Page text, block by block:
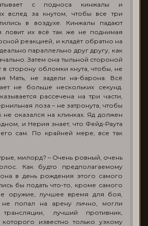
с подноса кинжалы и
вслед за кнутом, чтобы все три
в воздухе. Кинжалы падают
ловит их всё так же не поднимая
реакцией, и кладёт обратно на
параллельно друг другу, как
Затем она тыльной стороной
в сторону обломки кнута, чтобы, не
Мать, не задели на-барона. Всё
не больше нескольких секунд.
рассечена на три части,
лоза – не затронута, чтобы
не оказался на клинках. Яд должен
и Нерия знает, что Фейд-Раута
его сам. По крайней мере, все так
милорд? – Очень ровный, очень
Как будто предполагаемому
в день рождения этого самого
бы подать что-то, кроме самого
оружие, лучшее время для боя,
не попал на арену лично, могли
лучший противник,
известно только узкому